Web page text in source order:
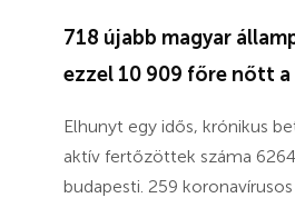
718 újabb magyar
ezzel 10 909 főre nőtt
Elhunyt egy idős, krónikus
aktív fertőzöttek száma
budapesti. 259